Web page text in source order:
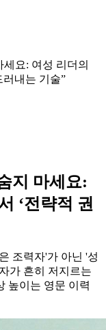
세요: 여성 리더의
러내는 기술”
지 마세요:
‘전략적 권
조력자'가 아닌 '성
가 흔히 저지르는
높이는 영문 이력